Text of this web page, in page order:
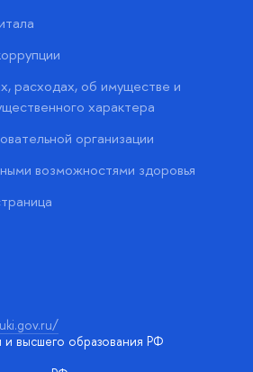
расходах, об имуществе и
характера
организации
возможностями здоровья
высшего образования РФ